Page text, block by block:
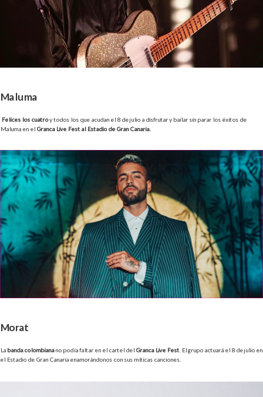
Maluma
Felices los cuatroy todos los que acudan el 8 de julio a disfrutar y bailar sin parar los éxitos de
Maluma en el Granca Live Fest al Estadio de Gran Canaria.
Morat
La banda colombianano podía faltar en el cartel del Granca Live Fest. El grupo actuará el 8 de julio en
el Estadio de Gran Canaria enamorándonos con sus míticas canciones.